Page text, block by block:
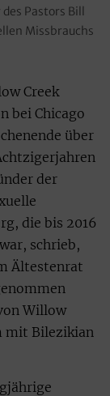
Pastors Bill
Missbrauchs
Creek
bei Chicago
über
der
die bis 2016
schrieb,
Ältestenrat
Willow
mit Bilezikian